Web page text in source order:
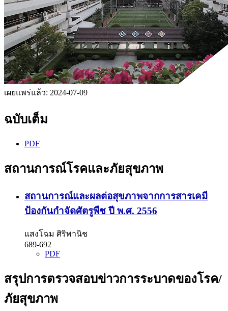
เผยแพร่แล้ว: 2024-07-09
ฉบับเต็ม
PDF
สถานการณ์โรคและภัยสุขภาพ
สถานการณ์และผลต่อสุขภาพจากการสารเคมี
ป้องกันกำจัดศัตรูพืช ปี พ.ศ. 2556
แสงโฉม ศิริพานิช
689-692
PDF
สรุปการตรวจสอบข่าวการระบาดของโรค/
ภัยสุขภาพ